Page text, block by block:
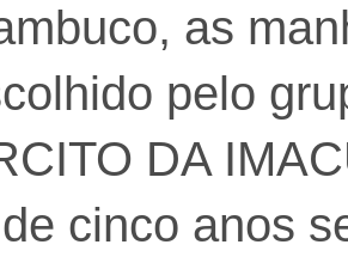
as
pelo
DA
cinco anos